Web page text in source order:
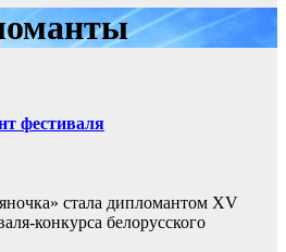
фестиваля
стала дипломантом XV
конкурса белорусского